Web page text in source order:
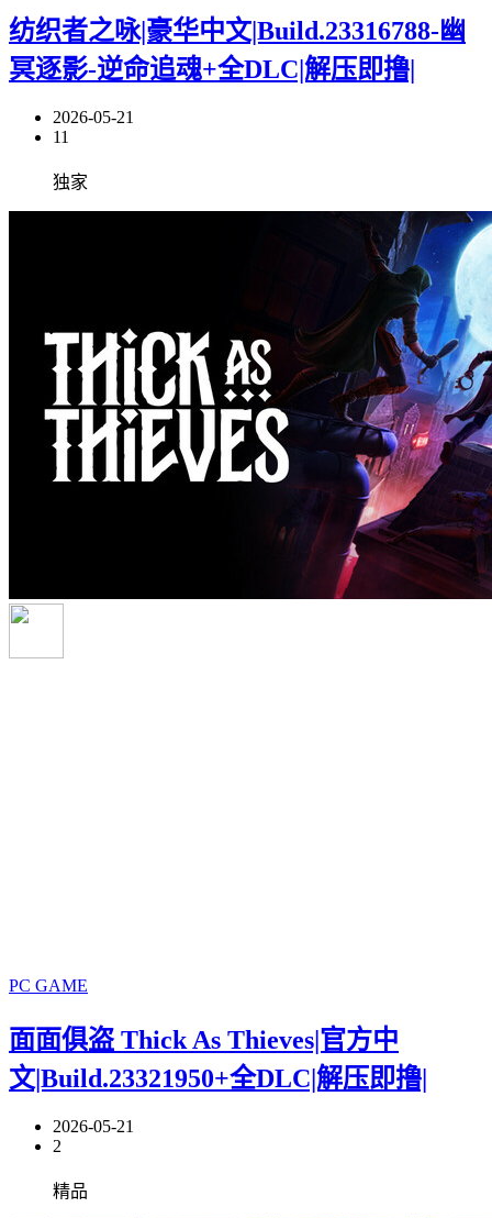
纺织者之咏|豪华中文|Build.23316788-幽
冥逐影-逆命追魂+全DLC|解压即撸|
2026-05-21
11
独家
PC GAME
面面俱盗 Thick As Thieves|官方中
文|Build.23321950+全DLC|解压即撸|
2026-05-21
2
精品